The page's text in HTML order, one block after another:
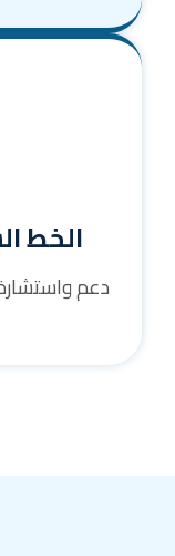
الخط الساخن
دعم